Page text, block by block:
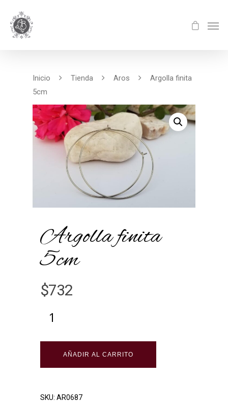
Inicio Tienda Aros
Argolla finita
5cm
Argolla finita
5cm
$732
AÑADIR AL CARRITO
SKU: AR0687